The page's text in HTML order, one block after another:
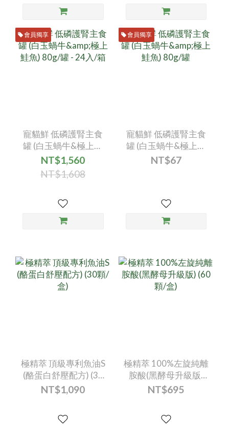
會員獨享
寵貓鮮 低磷護腎主食
罐 (白玉蝸牛&極上鮭
魚) 80g/罐 - 24入/箱
NT$1,560
NT$1,608
會員獨享
寵貓鮮 低磷護腎主食
罐 (白玉蝸牛&極上鮭
魚) 80g/罐
NT$67
極精萃 頂級專利魚油S
(酪蛋白舒壓配方) (30
顆/盒)
NT$1,090
極精萃 100%左旋純離
胺酸(黑酵母升級版)
(60顆/盒)
NT$695